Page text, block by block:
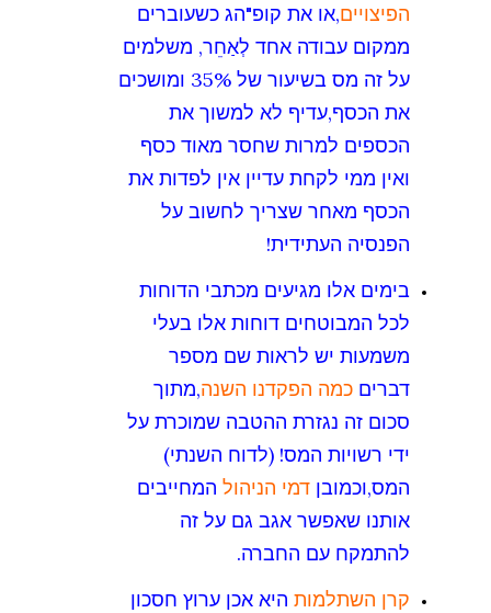
הפיצויים,או את קופ"הג כשעוברים
ממקום עבודה אחד לְאַחֵר, משלמים
על זה מס בשיעור של 35% ומושכים
את הכסף,עדיף לא למשוך את
הכספים למרות שחסר מאוד כסף
ואין ממי לקחת עדיין אין לפדות את
הכסף מאחר שצריך לחשוב על
הפנסיה העתידית!
בימים אלו מגיעים מכתבי הדוחות
לכל המבוטחים דוחות אלו בעלי
משמעות יש לראות שם מספר
דברים כמה הפקדנו השנה,מתוך
סכום זה נגזרת ההטבה שמוכרת על
ידי רשויות המס! (לדוח השנתי)
המס,וכמובן דמי הניהול המחייבים
אותנו שאפשר אגב גם על זה
להתמקח עם החברה.
קרן השתלמות היא אכן ערוץ חסכון